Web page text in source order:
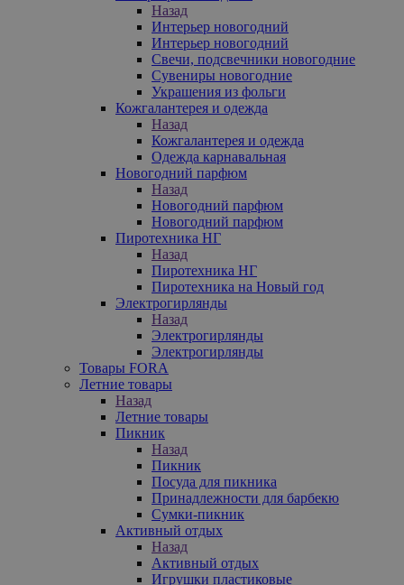
Назад
Интерьер новогодний
Интерьер новогодний
Свечи, подсвечники новогодние
Сувениры новогодние
Украшения из фольги
Кожгалантерея и одежда
Назад
Кожгалантерея и одежда
Одежда карнавальная
Новогодний парфюм
Назад
Новогодний парфюм
Новогодний парфюм
Пиротехника НГ
Назад
Пиротехника НГ
Пиротехника на Новый год
Электрогирлянды
Назад
Электрогирлянды
Электрогирлянды
Товары FORA
Летние товары
Назад
Летние товары
Пикник
Назад
Пикник
Посуда для пикника
Принадлежности для барбекю
Сумки-пикник
Активный отдых
Назад
Активный отдых
Игрушки пластиковые